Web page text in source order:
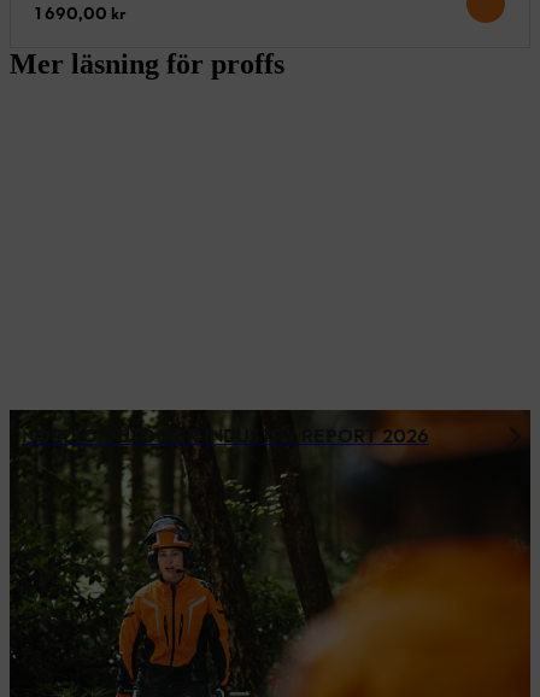
1 690,00 kr
Mer läsning för proffs
NORDIC OUTDOOR INDUSTRY REPORT 2026